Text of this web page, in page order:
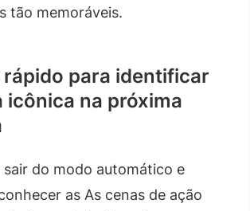
tão memoráveis.
para identificar
icônica na próxima
sair do modo automático e
as As cenas de ação